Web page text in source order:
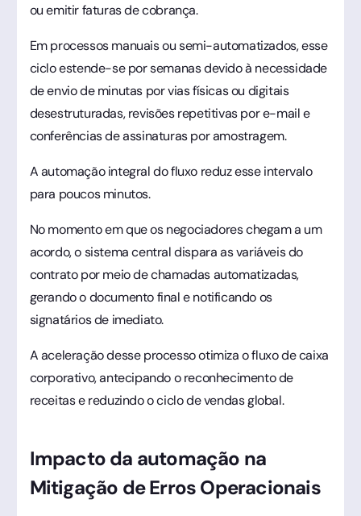
ou emitir faturas de cobrança.
Em processos manuais ou semi-automatizados, esse
ciclo estende-se por semanas devido à necessidade
de envio de minutas por vias físicas ou digitais
desestruturadas, revisões repetitivas por e-mail e
conferências de assinaturas por amostragem.
A automação integral do fluxo reduz esse intervalo
para poucos minutos.
No momento em que os negociadores chegam a um
acordo, o sistema central dispara as variáveis do
contrato por meio de chamadas automatizadas,
gerando o documento final e notificando os
signatários de imediato.
A aceleração desse processo otimiza o fluxo de caixa
corporativo, antecipando o reconhecimento de
receitas e reduzindo o ciclo de vendas global.
Impacto da automação na
Mitigação de Erros Operacionais